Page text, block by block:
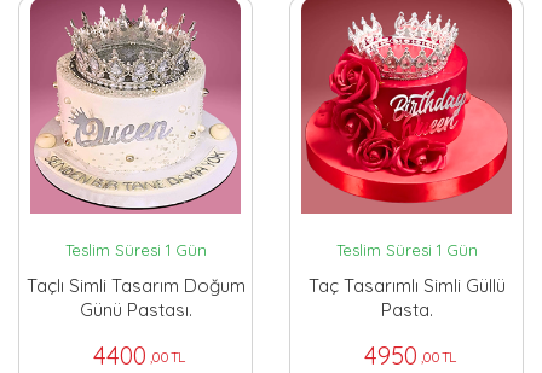
Teslim Süresi 1 Gün
Taçlı Simli Tasarım Doğum
Günü Pastası.
4400 ,00 TL
Teslim Süresi 1 Gün
Taç Tasarımlı Simli Güllü
Pasta.
4950 ,00 TL